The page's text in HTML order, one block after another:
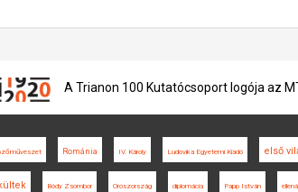
A Trianon 100 Kutatócsoport logója az
Románia IV. Károly Ludovika Egyetemi Kiadó első
Bódy Zsombor Oroszország diplomácia Papp István